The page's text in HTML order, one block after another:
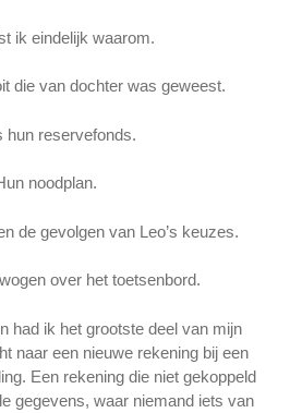
ik eindelijk waarom.
die van dochter was geweest.
hun reservefonds.
noodplan.
de gevolgen van Leo’s keuzes.
over het toetsenbord.
had ik het grootste deel van mijn
naar een nieuwe rekening bij een
Een rekening die niet gekoppeld
gegevens, waar niemand iets van